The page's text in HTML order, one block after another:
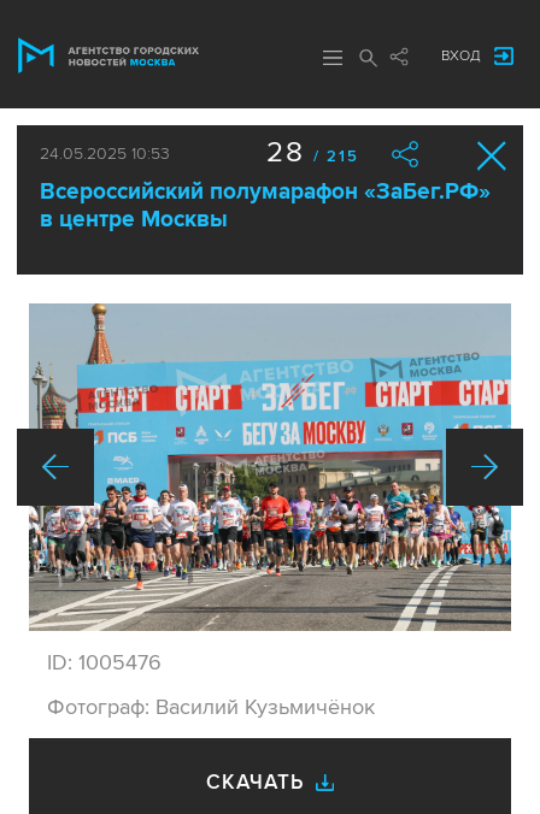
ВХОД
24.05.2025 10:53
Всероссийский полумарафон «ЗаБег.РФ»
в центре Москвы
28 / 215
ID: 1005476
Фотограф: Василий Кузьмичёнок
СКАЧАТЬ